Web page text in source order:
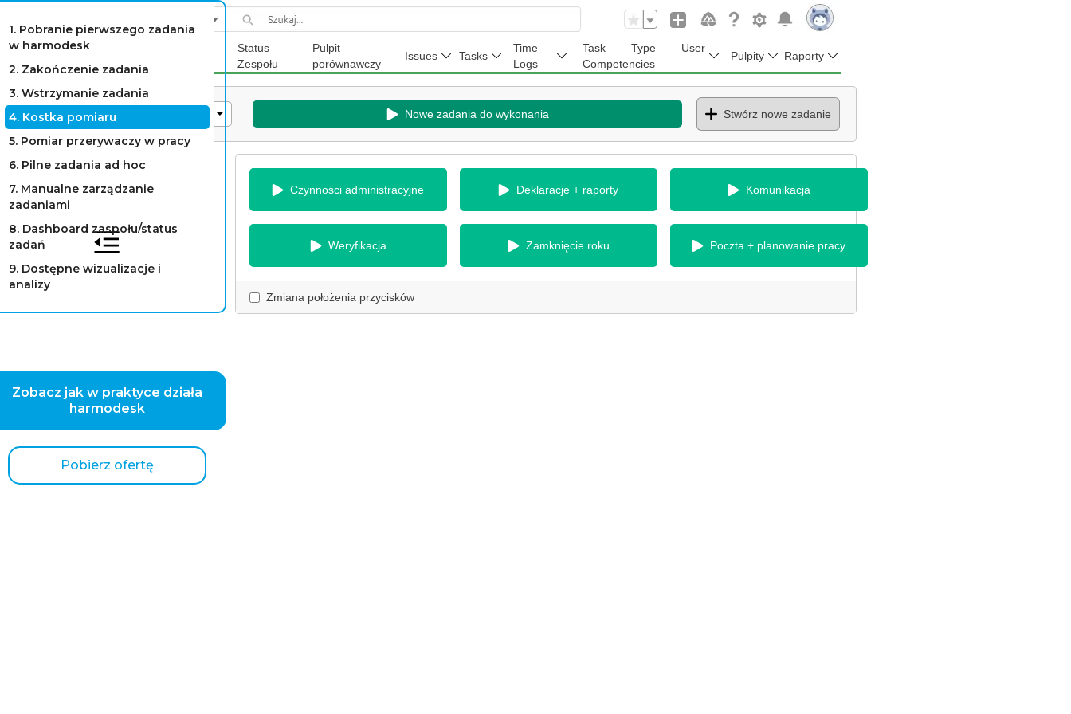
Status
Zespołu
Pulpit
porównawczy
Issues Tasks
Time
Logs
Task Type User
Competencies
Pulpity Raporty
kowalski@bestbusinessservices.pl Nowe zadania do wykonania Stwórz nowe zadanie
ALL Change
Panel roboczy
Raporty
Dziennik pracy
Panel kierownika
Ukryj menu
Czynności administracyjne Deklaracje + raporty Komunikacja
Weryfikacja Zamknięcie roku Poczta + planowanie pracy
Zmiana położenia przycisków
1. Pobranie pierwszego zadania
w harmodesk
2. Zakończenie zadania
3. Wstrzymanie zadania
4. Kostka pomiaru
5. Pomiar przerywaczy w pracy
6. Pilne zadania ad hoc
7. Manualne zarządzanie
zadaniami
8. Dashboard zaspołu/status
zadań
9. Dostępne wizualizacje i
analizy
Zobacz jak w praktyce działa
harmodesk
Pobierz ofertę